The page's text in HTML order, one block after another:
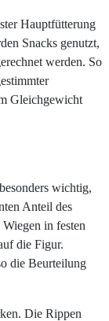
Hauptfütterung
Snacks genutzt,
werden. So
Gleichgewicht
wichtig,
Anteil des
in festen
die Figur.
die Beurteilung
Die Rippen